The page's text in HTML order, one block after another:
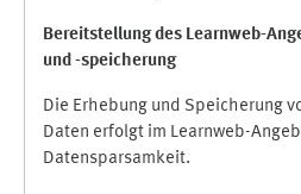
Bereitstellung des Learnweb-
und -speicherung
Die Erhebung und Speicherung
Daten erfolgt im Learnweb-
Datensparsamkeit.